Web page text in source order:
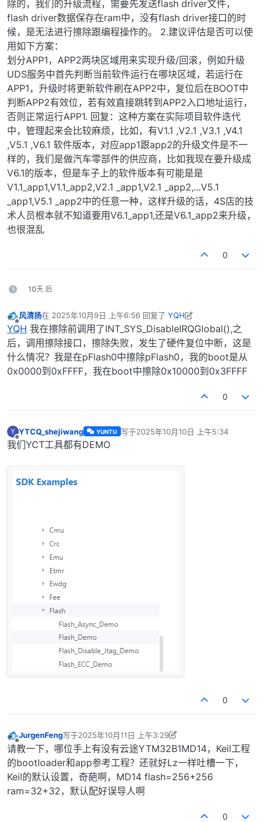
除的，我们的升级流程，需要先发送flash driver文件，
flash driver数据保存在ram中，没有flash driver接口的时
候，是无法进行擦除跟编程操作的。 2.建议评估是否可以使
用如下方案：
划分APP1，APP2两块区域用来实现升级/回滚，例如升级
UDS服务中首先判断当前软件运行在哪块区域，若运行在
APP1，升级时将更新软件刷在APP2中，复位后在BOOT中
判断APP2有效位，若有效直接跳转到APP2入口地址运行，
否则正常运行APP1. 回复：这种方案在实际项目软件迭代
中，管理起来会比较麻烦，比如，有V1.1 ,V2.1 ,V3.1 ,V4.1
,V5.1 ,V6.1 软件版本，对应app1跟app2的升级文件是不一
样的，我们是做汽车零部件的供应商，比如我现在要升级成
V6.1的版本，但是车子上的软件版本有可能是是
V1.1_app1,V1.1_app2,V2.1 _app1,V2.1 _app2,...V5.1
_app1,V5.1 _app2中的任意一种，这样升级的话，4S店的技
术人员根本就不知道要用V6.1_app1,还是V6.1_app2来升级，
也很混乱
0
10天 后
离线
风清扬在 2025年10月9日 上午6:56 回复了 YQH
最后由 风清扬 编辑2025年10月9日 下午2:58
YQH 我在擦除前调用了INT_SYS_DisableIRQGlobal(),之
后，调用擦除接口，擦除失败，发生了硬件复位中断，这是
什么情况？我是在pFlash0中擦除pFlash0，我的boot是从
0x0000到0xFFFF，我在boot中擦除0x10000到0x3FFFF
0
Y
离线
YTCQ_shejiwang YUNTU 写于2025年10月10日 上午5:34
最后由 编辑
我们YCT工具都有DEMO
0
离线
JurgenFeng写于2025年10月11日 上午3:29
最后由 JurgenFeng 编辑 2025年10月11日 上午11:29
请教一下，哪位手上有没有云途YTM32B1MD14，Keil工程
的bootloader和app参考工程？还就好Lz一样吐槽一下，
Keil的默认设置，奇葩啊，MD14 flash=256+256
ram=32+32，默认配好误导人啊
0